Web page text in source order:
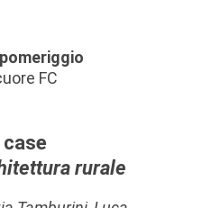
FC
rurale